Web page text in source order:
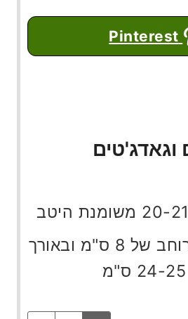
וגאדג'טים
שקף לעוגה ברוחב של 8 ס"מ ובאורך